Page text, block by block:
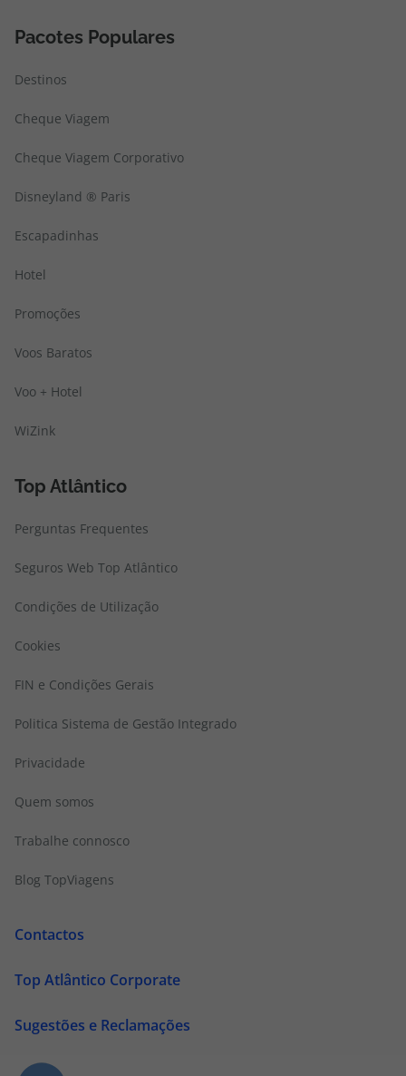
Pacotes Populares
Destinos
Cheque Viagem
Cheque Viagem Corporativo
Disneyland ® Paris
Escapadinhas
Hotel
Promoções
Voos Baratos
Voo + Hotel
WiZink
Top Atlântico
Perguntas Frequentes
Seguros Web Top Atlântico
Condições de Utilização
Cookies
FIN e Condições Gerais
Politica Sistema de Gestão Integrado
Privacidade
Quem somos
Trabalhe connosco
Blog TopViagens
Contactos
Top Atlântico Corporate
Sugestões e Reclamações